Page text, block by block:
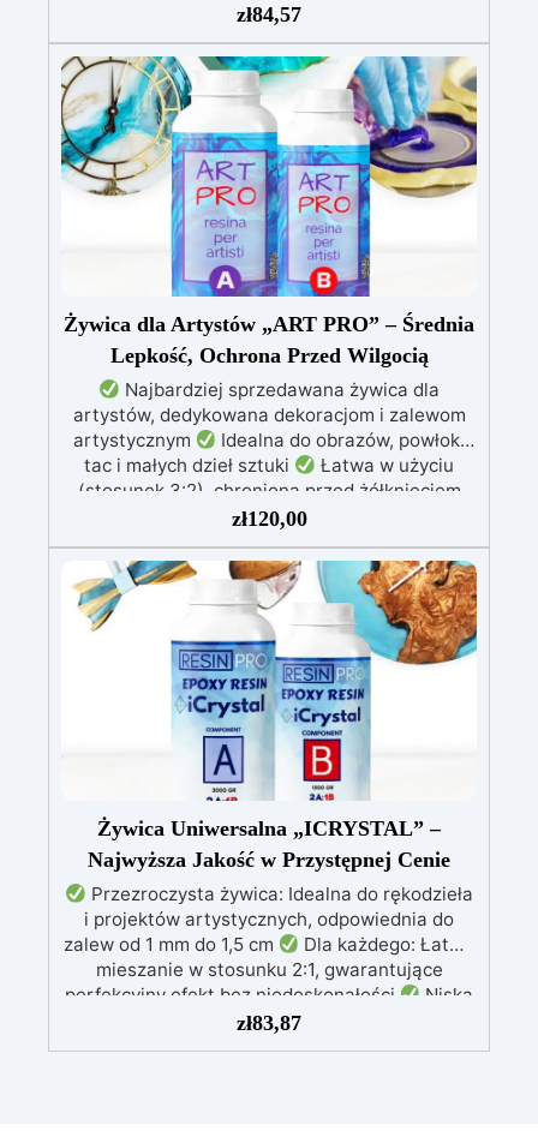
Nr 2. Zestaw startowy z żywicy epoksydowej
+ 100 akcesoriów:500 g przezroczystej żywicy
epoksydowej One to One + 100 przydatnych
akcesoriów do tworzenia biżuterii. Zawiera: 500
g żywicy, 12 dodatków dekoracyjnych, suszone
kwiaty, silikonową formę z literami, breloczki,
końcówki do miniwiertarki, ponad 100
elementów.
zł84,57
Żywica dla Artystów „ART PRO” – Średnia
Lepkość, Ochrona Przed Wilgocią
Najbardziej sprzedawana żywica dla
artystów, dedykowana dekoracjom i zalewom
artystycznym
Idealna do obrazów, powłok,
tac i małych dzieł sztuki
Łatwa w użyciu
(stosunek 3:2), chroniona przed żółknięciem
dzięki specjalnym filtrom UV
nie kapie, utrzymując precyzyjne i czyste wzory
Utwardza się w 12-24 godziny, zapewniając
błyszczącą i lśniącą powierzchnię
zł120,00
Żywica Uniwersalna „ICRYSTAL” –
Najwyższa Jakość w Przystępnej Cenie
Przezroczysta żywica: Idealna do rękodzieła
i projektów artystycznych, odpowiednia do
zalew od 1 mm do 1,5 cm
Dla każdego: Łatwe
mieszanie w stosunku 2:1, gwarantujące
perfekcyjny efekt bez niedoskonałości
Niska
lepkość: Zapewnia odlewy bez pęcherzyków,
kompatybilna z drewnem, silikonem, szkłem,
zł83,87